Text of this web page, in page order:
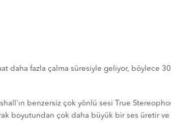
daha fazla çalma süresiyle geliyor, böylece
benzersiz çok yönlü sesi True
boyutundan çok daha büyük bir ses üretir